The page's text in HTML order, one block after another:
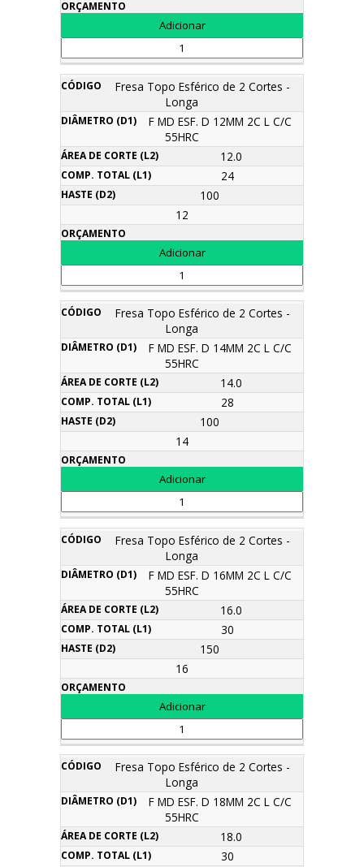
Fresa Topo Esférico de 2 Cortes -
Longa
F MD ESF. D 12MM 2C L C/C
55HRC
12.0
24
100
12
Fresa Topo Esférico de 2 Cortes -
Longa
F MD ESF. D 14MM 2C L C/C
55HRC
14.0
28
100
14
Fresa Topo Esférico de 2 Cortes -
Longa
F MD ESF. D 16MM 2C L C/C
55HRC
16.0
30
150
16
Fresa Topo Esférico de 2 Cortes -
Longa
F MD ESF. D 18MM 2C L C/C
55HRC
18.0
30